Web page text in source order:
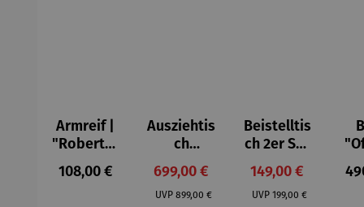
Armreif |
"Roberta"
– Anna
Mütz
Regulärer Preis:
108,00 €
Ausziehtis
ch
Aluminium
– Valor
Verkaufspreis:
699,00 €
UVP Regulärer Preis:
899,00 €
Beistelltis
ch 2er Set
– Dalias
Verkaufspreis:
149,00 €
UVP Regulärer Preis:
199,00 €